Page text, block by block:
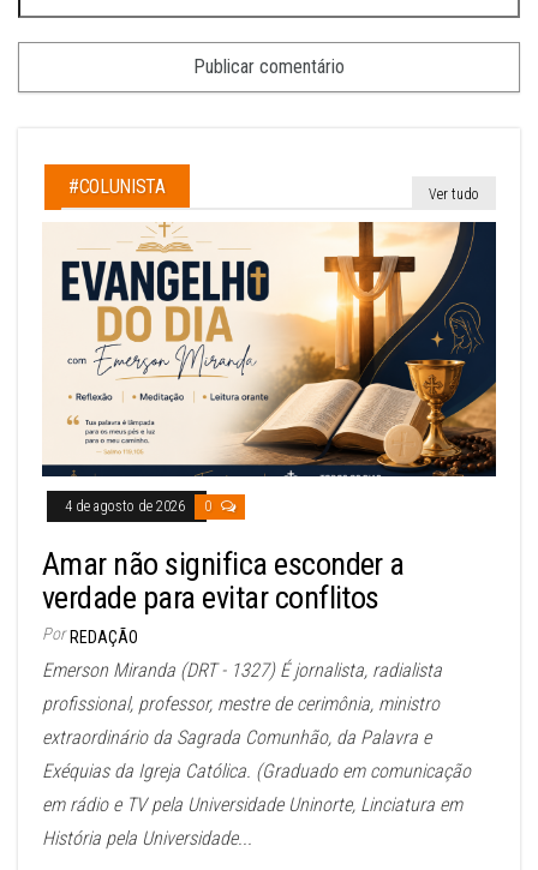
#COLUNISTA Ver tudo
4 de agosto de 2026 0
Amar não significa esconder a
verdade para evitar conflitos
Por REDAÇÃO
Emerson Miranda (DRT - 1327) É jornalista, radialista
profissional, professor, mestre de cerimônia, ministro
extraordinário da Sagrada Comunhão, da Palavra e
Exéquias da Igreja Católica. (Graduado em comunicação
em rádio e TV pela Universidade Uninorte, Linciatura em
História pela Universidade...